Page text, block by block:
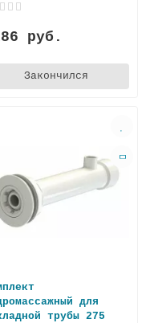
руб.
Закончился
для
трубы 275